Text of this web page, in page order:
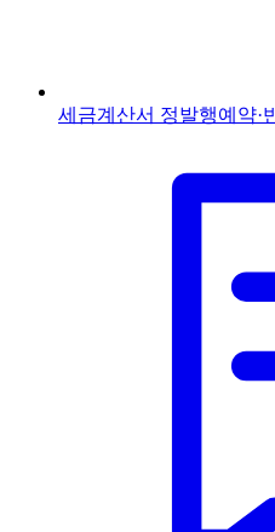
세금계산서 정발행예약·